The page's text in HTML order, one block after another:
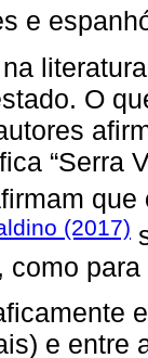
e
O
“Serra
(2017)
como
e entre